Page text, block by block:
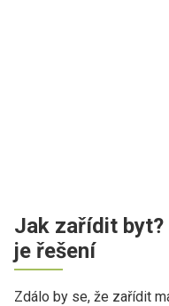
Jak zařídit byt?
je řešení
Zdálo by se, že zařídit